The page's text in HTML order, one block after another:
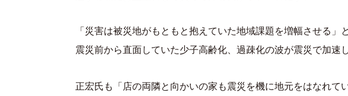
「災害は被災地がもともと抱えていた地域課題を増幅させる」
震災前から直面していた少子高齢化、過疎化の波が震災で加速
正宏氏も「店の両隣と向かいの家も震災を機に地元をはなれて